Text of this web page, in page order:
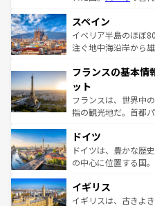
ろん、トスカーナの
景など、自然景観も
ピザやパスタなど、
ませてくれるイタリ
なお、新着のイタリア
しい。
スペイン
イベリア半島のほぼ
注ぐ地中海沿岸から
文化が根付くこの国
れる闘牛、そして美
る。首都マドリード
アートに溢れた街角
せる。地方によって
ンテンツ一覧を参照
フランスの基本情
ット
フランスは、世界中
指の観光地だ。首都
で、幅広い魅力が詰
聖堂、美しいビーチ
から魅了する。また
いる。シャンパンの
香り高いラベンダー
ドイツ
ドイツは、豊かな歴
の中心に位置する国
顔を持つこの国は、
ルリンの文化的活気
イギリス
イギリスは、古きよ